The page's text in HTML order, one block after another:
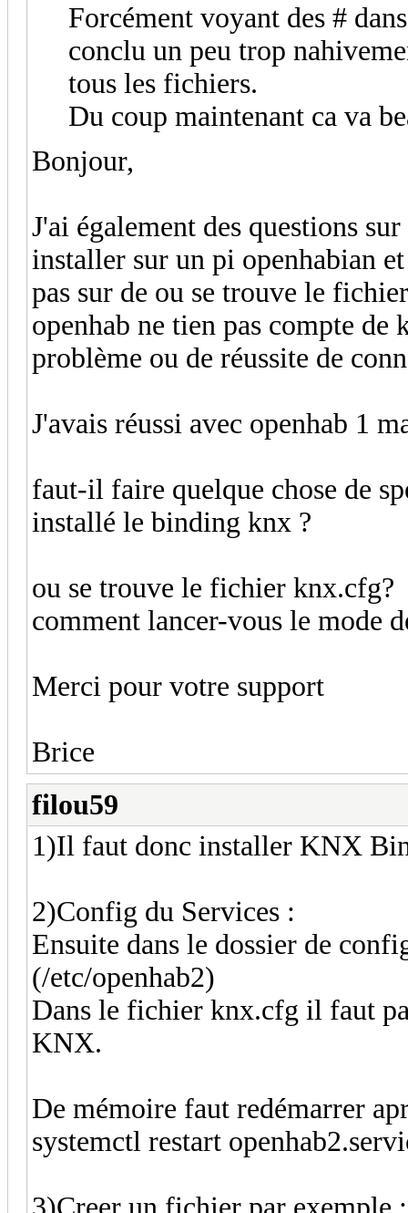
Forcément voyant des #
conclu un peu trop
tous les fichiers.
Du coup maintenant ca va
Bonjour,
J'ai également des questions
installer sur un pi openhabian
pas sur de ou se trouve le
openhab ne tien pas compte de
problème ou de réussite de
J'avais réussi avec openhab 1
faut-il faire quelque chose de
installé le binding knx ?
ou se trouve le fichier knx.cfg?
comment lancer-vous le mode
Merci pour votre support
Brice
filou59
1)Il faut donc installer KNX
2)Config du Services :
Ensuite dans le dossier de
(/etc/openhab2)
Dans le fichier knx.cfg il faut
KNX.
De mémoire faut redémarrer
systemctl restart